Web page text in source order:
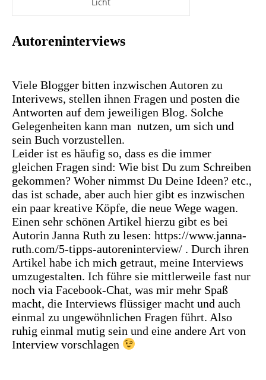
Autoreninterviews
Viele Blogger bitten inzwischen Autoren zu
Interivews, stellen ihnen Fragen und posten die
Antworten auf dem jeweiligen Blog. Solche
Gelegenheiten kann man nutzen, um sich und
sein Buch vorzustellen.
Leider ist es häufig so, dass es die immer
gleichen Fragen sind: Wie bist Du zum Schreiben
gekommen? Woher nimmst Du Deine Ideen? etc.,
das ist schade, aber auch hier gibt es inzwischen
ein paar kreative Köpfe, die neue Wege wagen.
Einen sehr schönen Artikel hierzu gibt es bei
Autorin Janna Ruth zu lesen: https://www.janna-
ruth.com/5-tipps-autoreninterview/ . Durch ihren
Artikel habe ich mich getraut, meine Interviews
umzugestalten. Ich führe sie mittlerweile fast nur
noch via Facebook-Chat, was mir mehr Spaß
macht, die Interviews flüssiger macht und auch
einmal zu ungewöhnlichen Fragen führt. Also
ruhig einmal mutig sein und eine andere Art von
Interview vorschlagen